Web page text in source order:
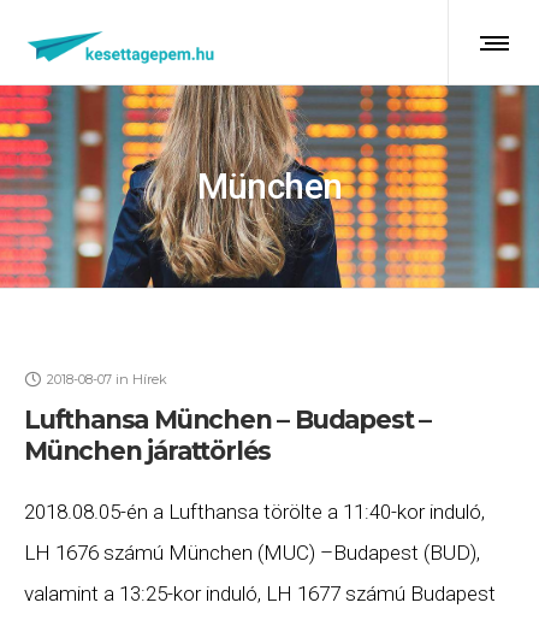
München
2018-08-07 in Hírek
Lufthansa München – Budapest –
München járattörlés
2018.08.05-én a Lufthansa törölte a 11:40-kor induló,
LH 1676 számú München (MUC) –Budapest (BUD),
valamint a 13:25-kor induló, LH 1677 számú Budapest